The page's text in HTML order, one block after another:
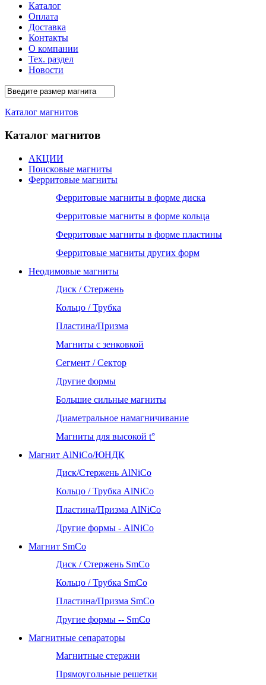
Каталог
Оплата
Доставка
Контакты
О компании
Тех. раздел
Новости
Каталог магнитов
Каталог магнитов
АКЦИИ
Поисковые магниты
Ферритовые магниты
Ферритовые магниты в форме диска
Ферритовые магниты в форме кольца
Ферритовые магниты в форме пластины
Ферритовые магниты других форм
Неодимовые магниты
Диск / Стержень
Кольцо / Трубка
Пластина/Призма
Магниты с зенковкой
Сегмент / Сектор
Другие формы
Большие сильные магниты
Диаметральное намагничивание
Магниты для высокой t°
Магнит AlNiCo/ЮНДК
Диск/Стержень AlNiCo
Кольцо / Трубка AlNiCo
Пластина/Призма AlNiCo
Другие формы - AlNiCo
Магнит SmCo
Диск / Стержень SmCo
Кольцо / Трубка SmCo
Пластина/Призма SmCo
Другие формы -- SmCo
Магнитные сепараторы
Магнитные стержни
Прямоугольные решетки